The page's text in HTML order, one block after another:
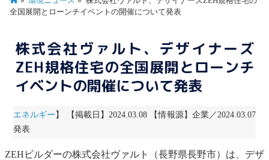
全国展開とローンチイベントの開催について発表
株式会社ヴァルト、デザイナーズ
ZEH規格住宅の全国展開とローンチ
イベントの開催について発表
エネルギー 】 【掲載日】2024.03.08 【情報源】企業／2024.03.07
発表
ZEH ビルダーの株式会社ヴァルト（長野県長野市）は、デザ